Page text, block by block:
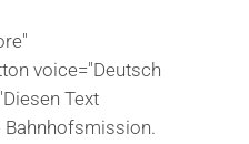
voice="Deutsch
Text
Bahnhofsmission.